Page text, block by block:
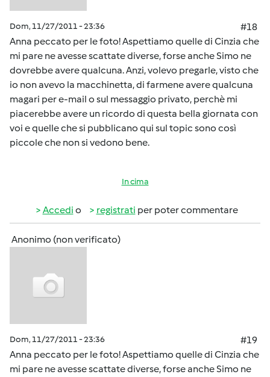
Dom, 11/27/2011 - 23:36
#18
Anna peccato per le foto! Aspettiamo quelle di Cinzia che
mi pare ne avesse scattate diverse, forse anche Simo ne
dovrebbe avere qualcuna. Anzi, volevo pregarle, visto che
io non avevo la macchinetta, di farmene avere qualcuna
magari per e-mail o sul messaggio privato, perchè mi
piacerebbe avere un ricordo di questa bella giornata con
voi e quelle che si pubblicano qui sul topic sono così
piccole che non si vedono bene.
In cima
Accedi o registrati per poter commentare
Anonimo (non verificato)
Dom, 11/27/2011 - 23:36
#19
Anna peccato per le foto! Aspettiamo quelle di Cinzia che
mi pare ne avesse scattate diverse, forse anche Simo ne